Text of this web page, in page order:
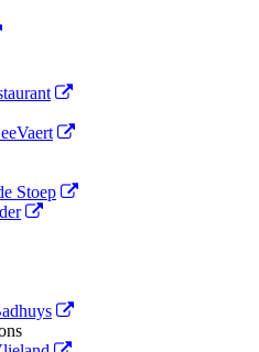
Stoep